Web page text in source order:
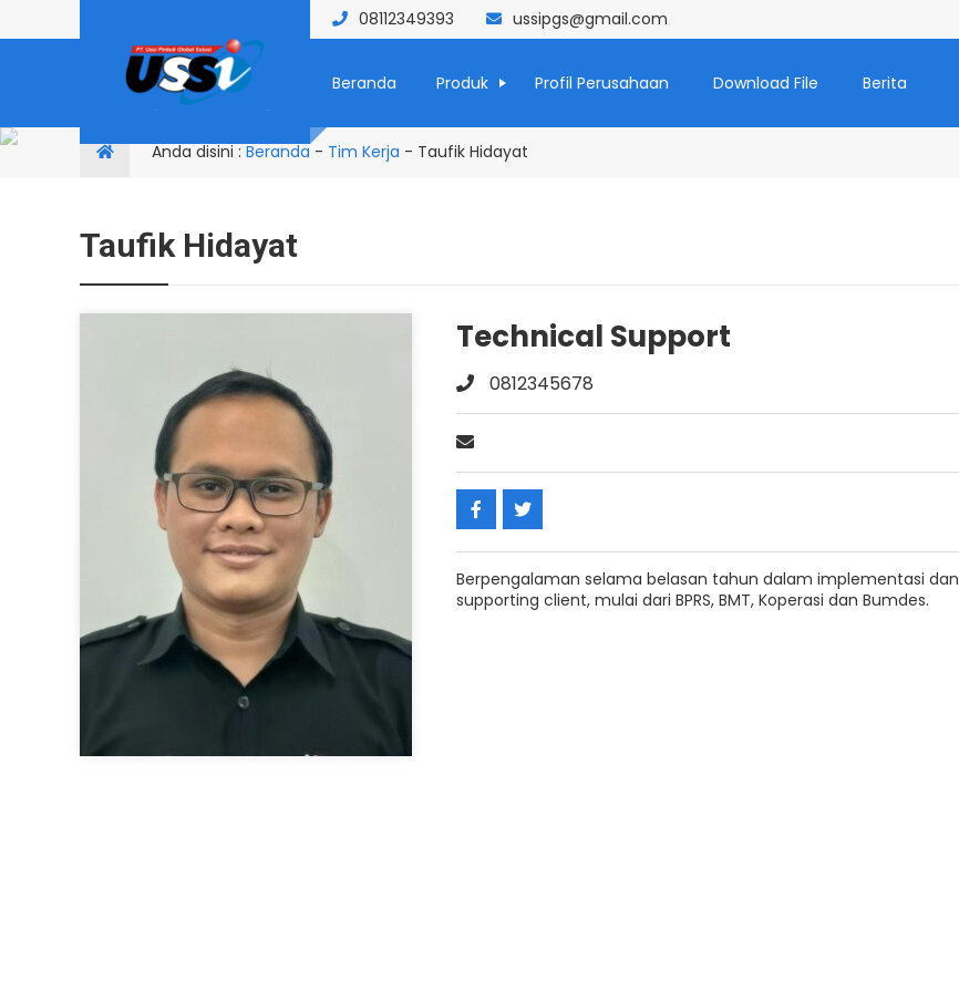
08112349393 ussipgs@gmail.com
Beranda Produk Profil Perusahaan Download File Berita
Anda disini : Beranda - Tim Kerja - Taufik Hidayat
Taufik Hidayat
Technical Support
0812345678
Berpengalaman selama belasan tahun dalam implementasi dan
supporting client, mulai dari BPRS, BMT, Koperasi dan Bumdes.